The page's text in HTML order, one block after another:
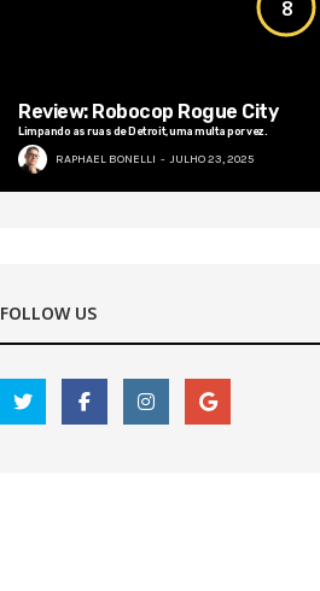
8
Review: Robocop Rogue City
Limpando as ruas de Detroit, uma multa por vez.
RAPHAEL BONELLI JULHO 23, 2025
FOLLOW US